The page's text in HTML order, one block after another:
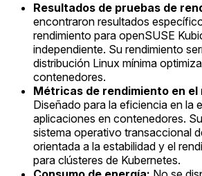
Resultados de pruebas de
encontraron resultados
rendimiento para openSUSE
independiente. Su rendimiento
distribución Linux mínima
contenedores.
Métricas de rendimiento en el
Diseñado para la eficiencia en la
aplicaciones en contenedores.
sistema operativo transaccional
orientada a la estabilidad y el
para clústeres de Kubernetes.